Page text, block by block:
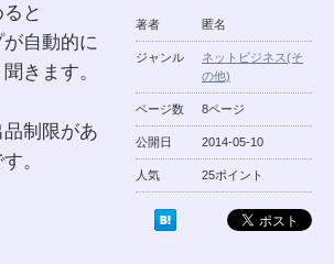
著者 匿名
ジャンル
ネットビジネス(そ
の他)
ページ数 8ページ
公開日 2014-05-10
人気 25ポイント
と
自動的に
きます。
制限があ
。